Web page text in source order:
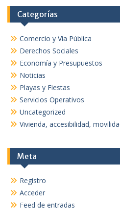
Categorías
Comercio y Vía Pública
Derechos Sociales
Economía y Presupuestos
Noticias
Playas y Fiestas
Servicios Operativos
Uncategorized
Vivienda, accesibilidad,
Meta
Registro
Acceder
Feed de entradas